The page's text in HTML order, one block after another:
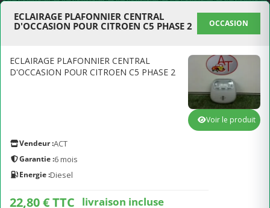
ECLAIRAGE PLAFONNIER CENTRAL
D'OCCASION POUR CITROEN C5 PHASE 2
OCCASION
ECLAIRAGE PLAFONNIER CENTRAL
D'OCCASION POUR CITROEN C5 PHASE 2
Vendeur :ACT
Garantie :6 mois
Energie :Diesel
22,80 € TTC livraison incluse
Voir le produit